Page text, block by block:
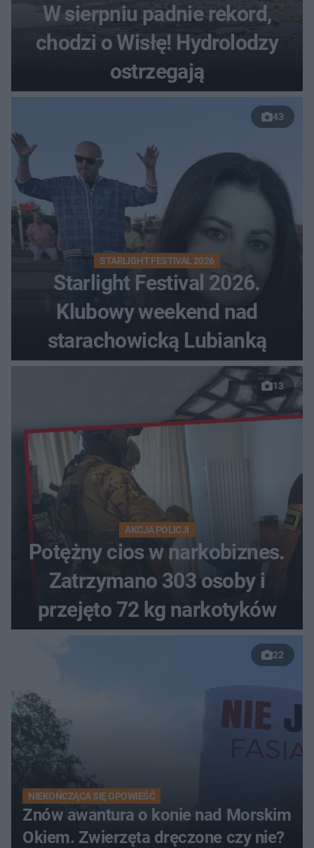
W sierpniu padnie rekord,
chodzi o Wisłę! Hydrolodzy
ostrzegają
43
STARLIGHT FESTIVAL 2026
Starlight Festival 2026.
Klubowy weekend nad
starachowicką Lubianką
13
AKCJA POLICJI
Potężny cios w narkobiznes.
Zatrzymano 303 osoby i
przejęto 72 kg narkotyków
22
NIEKOŃCZĄCA SIĘ OPOWIEŚĆ
Znów awantura o konie nad Morskim
Okiem. Zwierzęta dręczone czy nie?